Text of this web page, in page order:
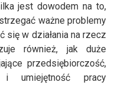
jest dowodem na to,
ważne problemy
się w działania na rzecz
również, jak duże
przedsiębiorczość,
i umiejętność pracy